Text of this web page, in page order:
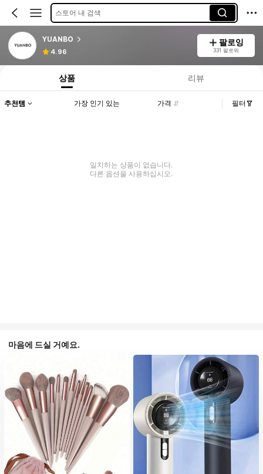
스토어 내 검색
YUANBO
4.96
팔로잉
331 팔로워
상품 리뷰
추천템 가장 인기 있는 가격 필터
일치하는 상품이 없습니다.
다른 옵션을 사용하십시오.
마음에 드실 거예요.